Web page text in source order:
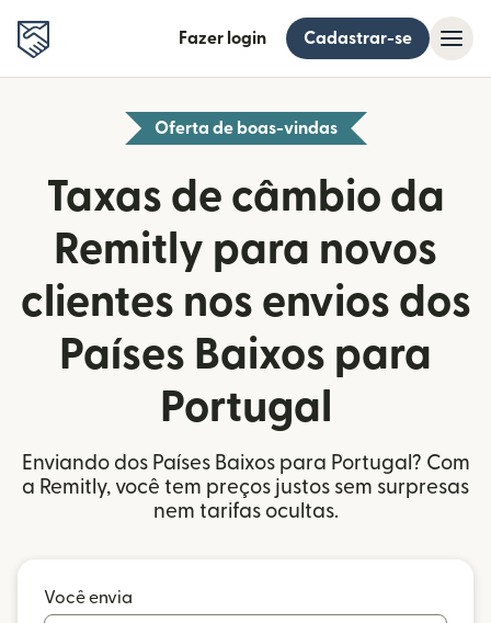
Fazer login Cadastrar-se
Oferta de boas-vindas
Taxas de câmbio da
Remitly para novos
clientes nos envios dos
Países Baixos para
Portugal
Enviando dos Países Baixos para Portugal? Com
a Remitly, você tem preços justos sem surpresas
nem tarifas ocultas.
Você envia